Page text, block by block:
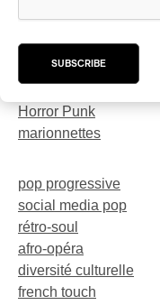
festival
trompette
dark-rave
Horror Punk
marionnettes
pop progressive
social media pop
rétro-soul
afro-opéra
diversité culturelle
french touch
SUBSCRIBE